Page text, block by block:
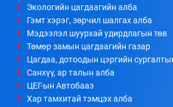
Экологийн цагдаагийн алба
Гэмт хэрэг, зөрчил шалгах алба
Мэдээлэл шуурхай удирдлагын төв
Төмөр замын цагдаагийн газар
Цагдаа, дотоодын цэргийн
Санхүү, ар талын алба
ЦЕГ-ын Автобааз
Хар тамхитай тэмцэх алба